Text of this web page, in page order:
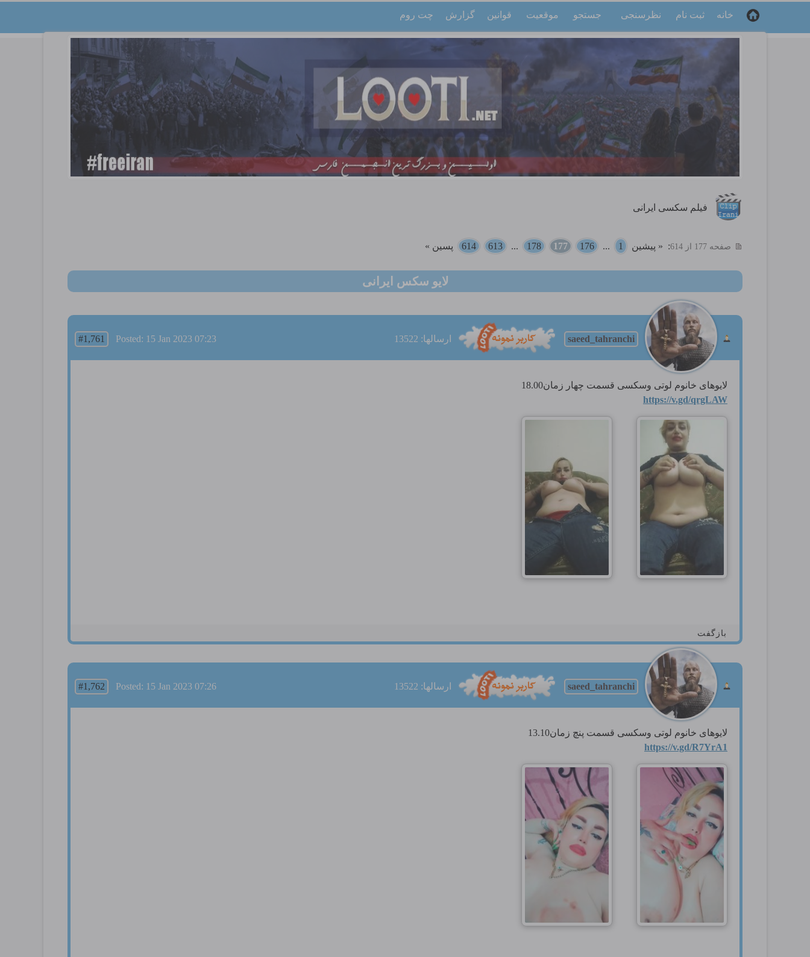
خانه ثبت نام نظرسنجی جستجو موقعیت قوانین گزارش چت روم
فیلم سکسی ایرانی
صفحه 177 از 614 : « پیشین 1
...
176
177
178
...
613
614 پسین »
لایو سکس ایرانی
saeed_tahranchi ارسالها: 13522 #1,761 Posted: 15 Jan 2023 07:23
لایوهای خانوم لوتی وسکسی قسمت چهار زمان18.00
https://v.gd/qrgLAW
بازگفت
saeed_tahranchi ارسالها: 13522 #1,762 Posted: 15 Jan 2023 07:26
لایوهای خانوم لوتی وسکسی قسمت پنچ زمان13.10
https://v.gd/R7YrA1